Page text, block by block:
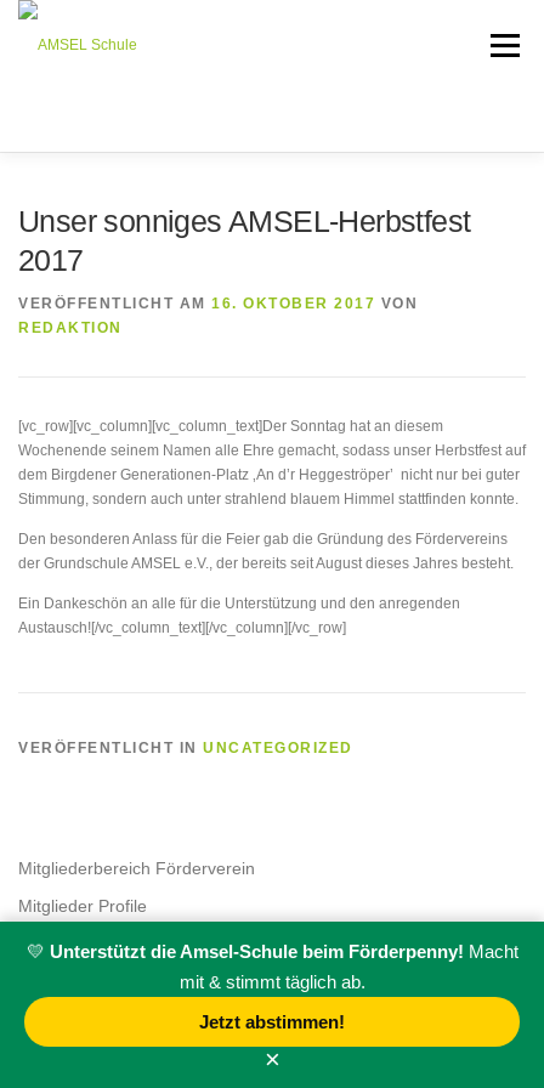
Menü
Unser sonniges AMSEL-Herbstfest
2017
VERÖFFENTLICHT AM 16. OKTOBER 2017 VON
REDAKTION
[vc_row][vc_column][vc_column_text] Der Sonntag hat an diesem
Wochenende seinem Namen alle Ehre gemacht, sodass unser Herbstfest auf
dem Birgdener Generationen-Platz ‚An d’r Heggeströper’ nicht nur bei guter
Stimmung, sondern auch unter strahlend blauem Himmel stattfinden konnte.
Den besonderen Anlass für die Feier gab die Gründung des Fördervereins
der Grundschule AMSEL e.V., der bereits seit August dieses Jahres besteht.
Ein Dankeschön an alle für die Unterstützung und den anregenden
Austausch![/vc_column_text][/vc_column][/vc_row]
VERÖFFENTLICHT IN UNCATEGORIZED
Mitgliederbereich Förderverein
Mitglieder Profile
💛 Unterstützt die Amsel-Schule beim Förderpenny! Macht
mit & stimmt täglich ab.
Jetzt abstimmen!
×